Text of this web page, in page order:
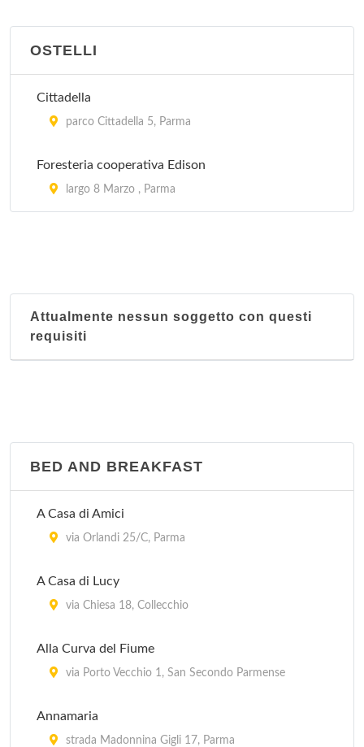
via Roma 20, Salsomaggiore Terme
via Valentini 9, Salsomaggiore Terme
viale Rimembranze 6bis, Salsomaggiore Terme
OSTELLI
Cittadella
parco Cittadella 5, Parma
Foresteria cooperativa Edison
largo 8 Marzo , Parma
Attualmente nessun soggetto con questi
requisiti
BED AND BREAKFAST
A Casa di Amici
via Orlandi 25/C, Parma
A Casa di Lucy
via Chiesa 18, Collecchio
Alla Curva del Fiume
via Porto Vecchio 1, San Secondo Parmense
Annamaria
strada Madonnina Gigli 17, Parma